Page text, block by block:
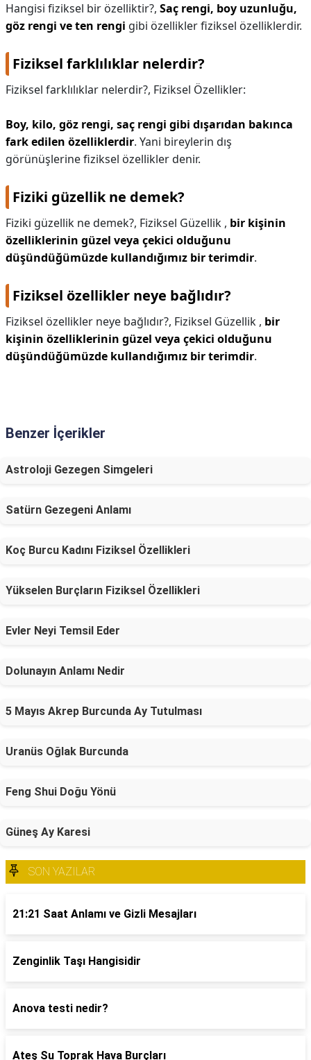
Hangisi fiziksel bir özelliktir?, Saç rengi, boy uzunluğu,
göz rengi ve ten rengi gibi özellikler fiziksel özelliklerdir.
Fiziksel farklılıklar nelerdir?
Fiziksel farklılıklar nelerdir?, Fiziksel Özellikler:
Boy, kilo, göz rengi, saç rengi gibi dışarıdan bakınca
fark edilen özelliklerdir. Yani bireylerin dış
görünüşlerine fiziksel özellikler denir.
Fiziki güzellik ne demek?
Fiziki güzellik ne demek?, Fiziksel Güzellik , bir kişinin
özelliklerinin güzel veya çekici olduğunu
düşündüğümüzde kullandığımız bir terimdir.
Fiziksel özellikler neye bağlıdır?
Fiziksel özellikler neye bağlıdır?, Fiziksel Güzellik , bir
kişinin özelliklerinin güzel veya çekici olduğunu
düşündüğümüzde kullandığımız bir terimdir.
Benzer İçerikler
Astroloji Gezegen Simgeleri
Satürn Gezegeni Anlamı
Koç Burcu Kadını Fiziksel Özellikleri
Yükselen Burçların Fiziksel Özellikleri
Evler Neyi Temsil Eder
Dolunayın Anlamı Nedir
5 Mayıs Akrep Burcunda Ay Tutulması
Uranüs Oğlak Burcunda
Feng Shui Doğu Yönü
Güneş Ay Karesi
SON YAZILAR
21:21 Saat Anlamı ve Gizli Mesajları
Zenginlik Taşı Hangisidir
Anova testi nedir?
Ateş Su Toprak Hava Burçları